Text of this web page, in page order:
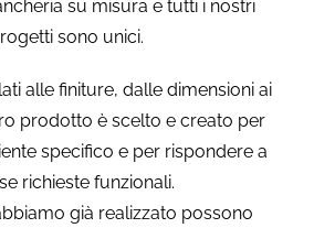
su misura e tutti i nostri
sono unici.
alle finiture, dalle dimensioni ai
prodotto è scelto e creato per
specifico e per rispondere a
richieste funzionali.
già realizzato possono